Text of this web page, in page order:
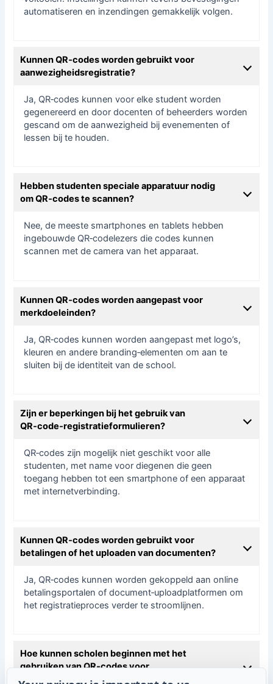
automatiseren en inzendingen gemakkelijk volgen.
Kunnen QR‑codes worden gebruikt voor
aanwezigheidsregistratie?
Ja, QR‑codes kunnen voor elke student worden
gegenereerd en door docenten of beheerders worden
gescand om de aanwezigheid bij evenementen of
lessen bij te houden.
Hebben studenten speciale apparatuur nodig
om QR‑codes te scannen?
Nee, de meeste smartphones en tablets hebben
ingebouwde QR‑codelezers die codes kunnen
scannen met de camera van het apparaat.
Kunnen QR‑codes worden aangepast voor
merkdoeleinden?
Ja, QR‑codes kunnen worden aangepast met logo’s,
kleuren en andere branding‑elementen om aan te
sluiten bij de identiteit van de school.
Zijn er beperkingen bij het gebruik van
QR‑code‑registratieformulieren?
QR‑codes zijn mogelijk niet geschikt voor alle
studenten, met name voor diegenen die geen
toegang hebben tot een smartphone of een apparaat
met internetverbinding.
Kunnen QR‑codes worden gebruikt voor
betalingen of het uploaden van documenten?
Ja, QR‑codes kunnen worden gekoppeld aan online
betalingsportalen of document‑uploadplatformen om
het registratieproces verder te stroomlijnen.
Hoe kunnen scholen beginnen met het
gebruiken van QR‑codes voor
studentformulieren?